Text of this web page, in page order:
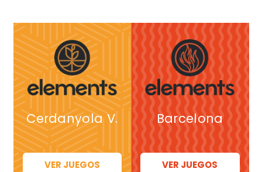
Cerdanyola V.
VER JUEGOS
Barcelona
VER JUEGOS